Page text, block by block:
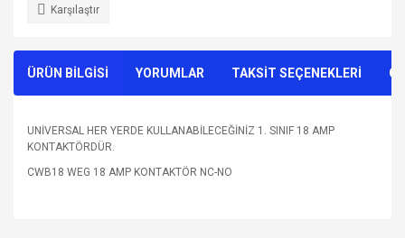
Karşılaştır
ÜRÜN BİLGİSİ YORUMLAR TAKSİT SEÇENEKLERİ
UNİVERSAL HER YERDE KULLANABİLECEĞİNİZ 1. SINIF 18 AMP
KONTAKTÖRDÜR.
CWB18 WEG 18 AMP KONTAKTÖR NC-NO